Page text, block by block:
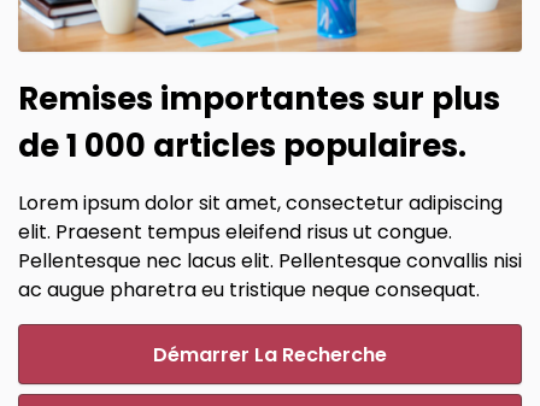
Remises importantes sur plus
de 1 000 articles populaires.
Lorem ipsum dolor sit amet, consectetur adipiscing
elit. Praesent tempus eleifend risus ut congue.
Pellentesque nec lacus elit. Pellentesque convallis nisi
ac augue pharetra eu tristique neque consequat.
Démarrer La Recherche